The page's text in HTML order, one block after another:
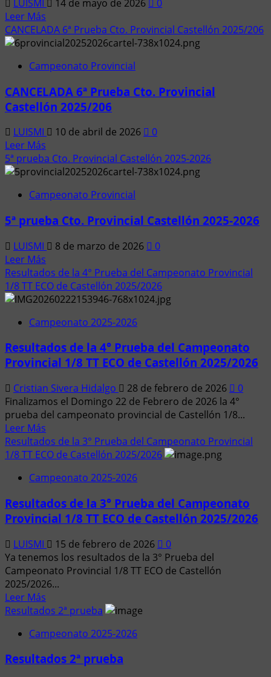
LUISMI 14 de mayo de 2026
0
Leer Más
más
acerca
2
Campeonato
Levante
1/8
T.T
CANCELADA 6ª Prueba Cto. Provincial Castellón 2025/206
Campeonato Provincial
CANCELADA 6ª Prueba Cto. Provincial
Castellón 2025/206
LUISMI 10 de abril de 2026
0
Leer Más
más
acerca
CANCELADA
Prueba
Provincial
Castellón
2025/206
5ª prueba Cto. Provincial Castellón 2025-2026
Campeonato Provincial
5ª prueba Cto. Provincial Castellón 2025-2026
LUISMI 8 de marzo de 2026
0
Leer Más
más
acerca
de
prueba
Provincial
Castellón
2026
Resultados de la 4° Prueba del Campeonato Provincial
1/8 TT ECO de Castellón 2025/2026
Campeonato 2025-2026
Resultados de la 4° Prueba del Campeonato
Provincial 1/8 TT ECO de Castellón 2025/2026
Cristian Sivera Hidalgo 28 de febrero de 2026
0
Finalizamos el Domingo 22 de Febrero de 2026 la 4°
prueba del campeonato provincial de Castellón 1/8...
Leer Más
más
acerca
Resultados
la
4°
del
Campeonato
Provincial
1/8
TT
ECO
Castellón
2025/2026
Resultados de la 3° Prueba del Campeonato Provincial
1/8 TT ECO de Castellón 2025/2026
Campeonato 2025-2026
Resultados de la 3° Prueba del Campeonato
Provincial 1/8 TT ECO de Castellón 2025/2026
LUISMI 15 de febrero de 2026
0
Ya tenemos los resultados de la 3° Prueba del
Campeonato Provincial 1/8 TT ECO de Castellón
2025/2026...
Leer Más
más
de
de
Resultados 2ª prueba
Campeonato 2025-2026
Resultados 2ª prueba